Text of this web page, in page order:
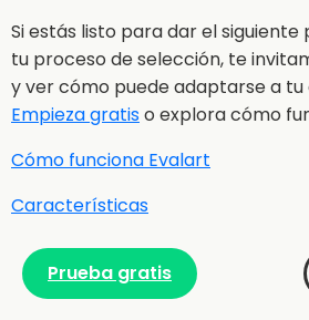
Si estás listo para dar el
tu proceso de selección, te
y ver cómo puede adaptarse a tu
Empieza gratiso explora cómo
Cómo funciona Evalart
Características
Prueba gratis